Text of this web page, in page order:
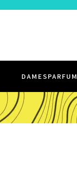
DAMESPARFUM